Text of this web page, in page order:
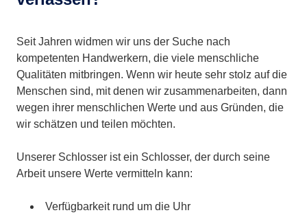
Seit Jahren widmen wir uns der Suche nach
kompetenten Handwerkern, die viele menschliche
Qualitäten mitbringen. Wenn wir heute sehr stolz auf die
Menschen sind, mit denen wir zusammenarbeiten, dann
wegen ihrer menschlichen Werte und aus Gründen, die
wir schätzen und teilen möchten.
Unserer Schlosser ist ein Schlosser, der durch seine
Arbeit unsere Werte vermitteln kann:
Verfügbarkeit rund um die Uhr